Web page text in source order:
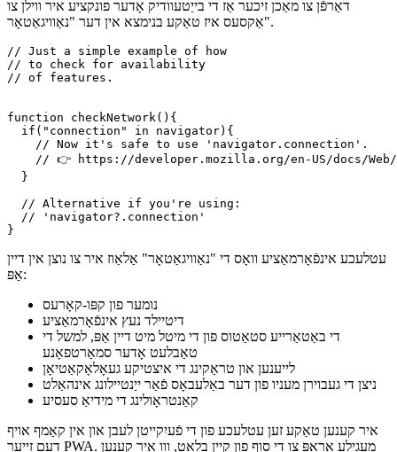
ווי איר וועט זען אין אַלע ביישפילן אין MDN ס דאַקיומענטיישאַן, איר
דאַרפֿן צו מאַכן זיכער אַז די בייַטעוודיק אָדער פונקציע איר ווילן צו
// of features.
function checkNetwork(){
  if("connection" in navigator){
// 👉 https://developer.mozilla.org/en-US/docs/
  }
  // 'navigator?.connection'
עטלעכע אינפֿאָרמאַציע וואָס די "נאַוויגאַטאָר" אַלאַוז איר צו נוצן אין דיין
נומער פון קפּו-קאָרעס
דיטיילד נעץ אינפֿאָרמאַציע
די באַטאַרייע סטאַטוס פון די מיטל מיט דיין אַפּ, למשל די
טאַבלעט אָדער סמאַרטפאָנע
לייענען און טראַקינג די איצטיקע געאָלאָקאַטיאָן
ניצן די געבוירן מעניו פון דער באַלעבאָס פֿאַר ייַנטיילונג אינהאַלט
קאַנטראָולינג די מידיאַ סעסיע